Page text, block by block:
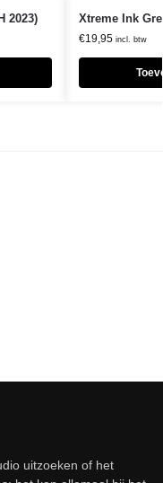
2023) Xtreme Ink
€19,95 incl. btw
uitzoeken of het